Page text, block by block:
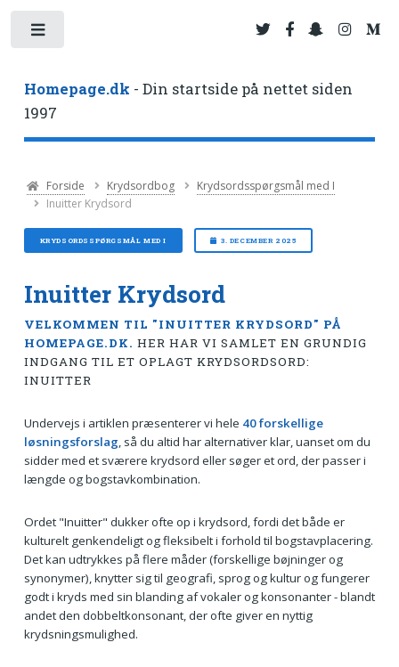
Homepage.dk - Din startside på nettet siden
1997
Forside Krydsordbog
Krydsordsspørgsmål med I
Inuitter Krydsord
KRYDSORDSSPØRGSMÅL MED I 3. DECEMBER 2025
Inuitter Krydsord
VELKOMMEN TIL "INUITTER KRYDSORD" PÅ
HOMEPAGE.DK. HER HAR VI SAMLET EN GRUNDIG
INDGANG TIL ET OPLAGT KRYDSORDSORD:
INUITTER
Undervejs i artiklen præsenterer vi hele 40 forskellige
løsningsforslag, så du altid har alternativer klar, uanset om du
sidder med et sværere krydsord eller søger et ord, der passer i
længde og bogstavkombination.
Ordet "Inuitter" dukker ofte op i krydsord, fordi det både er
kulturelt genkendeligt og fleksibelt i forhold til bogstavplacering.
Det kan udtrykkes på flere måder (forskellige bøjninger og
synonymer), knytter sig til geografi, sprog og kultur og fungerer
godt i kryds med sin blanding af vokaler og konsonanter - blandt
andet den dobbeltkonsonant, der ofte giver en nyttig
krydsningsmulighed.